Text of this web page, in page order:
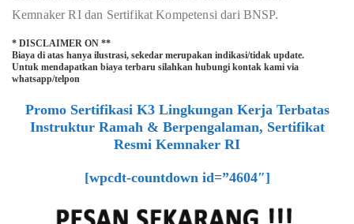
Kemnaker RI dan Sertifikat Kompetensi dari BNSP.
* DISCLAIMER ON **
Biaya di atas hanya ilustrasi, sekedar merupakan indikasi/tidak update.
Untuk mendapatkan biaya terbaru silahkan hubungi kontak kami via
whatsapp/telpon
Promo Sertifikasi K3 Lingkungan Kerja Terbatas
Instruktur Ramah & Berpengalaman, Sertifikat
Resmi Kemnaker RI
[wpcdt-countdown id=”4604″]